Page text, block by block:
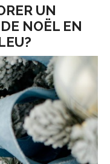
UN
NOËL EN